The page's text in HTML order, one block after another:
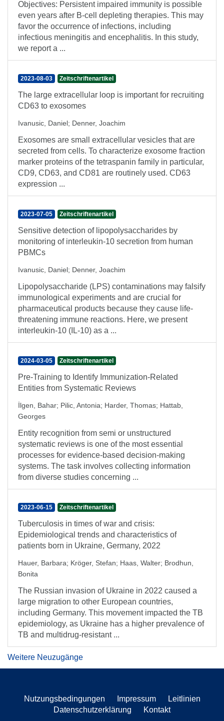
Objectives: Persistent impaired immunity is possible
even years after B-cell depleting therapies. This may
favor the occurrence of infections, including
infectious meningitis and encephalitis. In this study,
we report a ...
2023-08-03 Zeitschriftenartikel
The large extracellular loop is important for recruiting
CD63 to exosomes
Ivanusic, Daniel; Denner, Joachim
Exosomes are small extracellular vesicles that are
secreted from cells. To characterize exosome fraction
marker proteins of the tetraspanin family in particular,
CD9, CD63, and CD81 are routinely used. CD63
expression ...
2023-07-05 Zeitschriftenartikel
Sensitive detection of lipopolysaccharides by
monitoring of interleukin-10 secretion from human
PBMCs
Ivanusic, Daniel; Denner, Joachim
Lipopolysaccharide (LPS) contaminations may falsify
immunological experiments and are crucial for
pharmaceutical products because they cause life-
threatening immune reactions. Here, we present
interleukin-10 (IL-10) as a ...
2024-03-05 Zeitschriftenartikel
Pre-Training to Identify Immunization-Related
Entities from Systematic Reviews
İlgen, Bahar; Pilic, Antonia; Harder, Thomas; Hattab,
Georges
Entity recognition from semi or unstructured
systematic reviews is one of the most essential
processes for evidence-based decision-making
systems. The task involves collecting information
from diverse studies concerning ...
2023-06-15 Zeitschriftenartikel
Tuberculosis in times of war and crisis:
Epidemiological trends and characteristics of
patients born in Ukraine, Germany, 2022
Hauer, Barbara; Kröger, Stefan; Haas, Walter; Brodhun,
Bonita
The Russian invasion of Ukraine in 2022 caused a
large migration to other European countries,
including Germany. This movement impacted the TB
epidemiology, as Ukraine has a higher prevalence of
TB and multidrug-resistant ...
Weitere Neuzugänge
Nutzungsbedingungen Impressum
Leitlinien
Datenschutzerklärung
Kontakt